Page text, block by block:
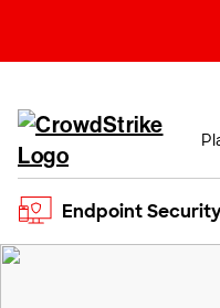
Endpoint Security